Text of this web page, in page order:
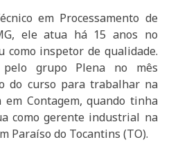
em Processamento de
ele atua há 15 anos no
como inspetor de qualidade.
grupo Plena no mês
do curso para trabalhar na
em Contagem, quando tinha
como gerente industrial na
Paraíso do Tocantins (TO).